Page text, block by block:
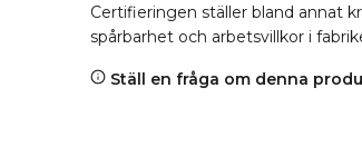
Certifieringen ställer bland annat
spårbarhet och arbetsvillkor i
Ställ en fråga om denna